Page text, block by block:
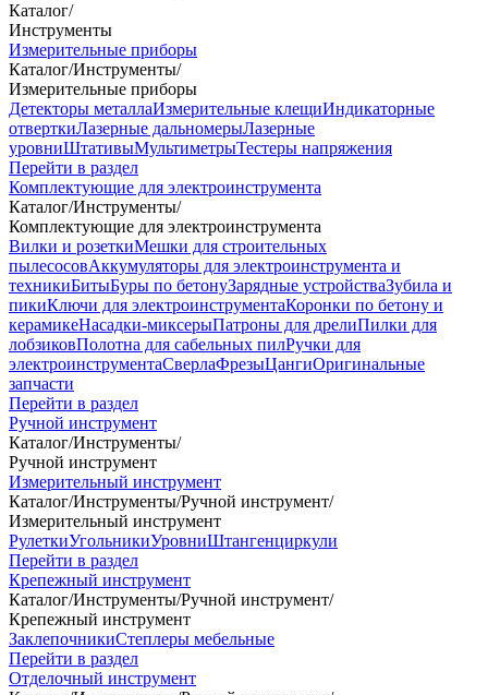
Каталог/
Инструменты
Измерительные приборы
Каталог/Инструменты/
Измерительные приборы
Детекторы металлаИзмерительные клещиИндикаторные
отверткиЛазерные дальномерыЛазерные
уровниШтативыМультиметрыТестеры напряжения
Перейти в раздел
Комплектующие для электроинструмента
Каталог/Инструменты/
Комплектующие для электроинструмента
Вилки и розеткиМешки для строительных
пылесосовАккумуляторы для электроинструмента и
техникиБитыБуры по бетонуЗарядные устройстваЗубила и
пикиКлючи для электроинструментаКоронки по бетону и
керамикеНасадки-миксерыПатроны для дрелиПилки для
лобзиковПолотна для сабельных пилРучки для
электроинструментаСверлаФрезыЦангиОригинальные
запчасти
Перейти в раздел
Ручной инструмент
Каталог/Инструменты/
Ручной инструмент
Измерительный инструмент
Каталог/Инструменты/Ручной инструмент/
Измерительный инструмент
РулеткиУгольникиУровниШтангенциркули
Перейти в раздел
Крепежный инструмент
Каталог/Инструменты/Ручной инструмент/
Крепежный инструмент
ЗаклепочникиСтеплеры мебельные
Перейти в раздел
Отделочный инструмент